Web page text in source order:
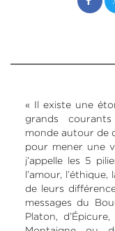
« Il existe une
grands
monde autour de
pour mener une
j’appelle les 5
l’amour,
de leurs
messages du
Platon,